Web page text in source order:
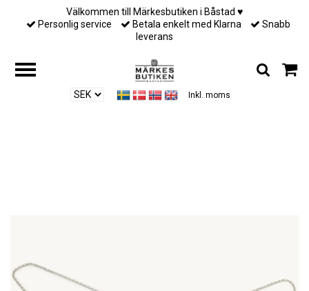
Välkommen till Märkesbutiken i Båstad ♥︎
Personlig service
Betala enkelt med Klarna
Snabb
leverans
Inkl. moms